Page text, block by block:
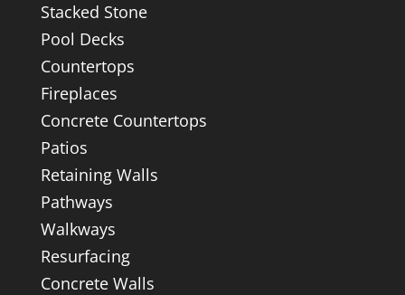
Stacked Stone
Pool Decks
Countertops
Fireplaces
Concrete Countertops
Patios
Retaining Walls
Pathways
Walkways
Resurfacing
Concrete Walls